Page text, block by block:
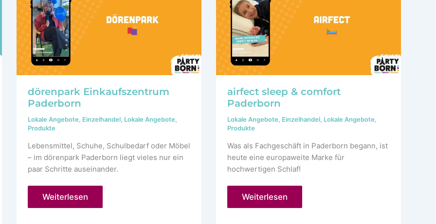
dörenpark Einkaufszentrum
Paderborn
Lokale Angebote, Einzelhandel, Lokale Angebote,
Produkte
Lebensmittel, Schuhe, Schulbedarf oder Möbel
– im dörenpark Paderborn liegt vieles nur ein
paar Schritte auseinander.
dörenpark
Weiterlesen
airfect sleep & comfort
Paderborn
Lokale Angebote, Einzelhandel, Lokale Angebote,
Produkte
Was als Fachgeschäft in Paderborn begann, ist
heute eine europaweite Marke für
hochwertigen Schlaf!
airfect
Weiterlesen